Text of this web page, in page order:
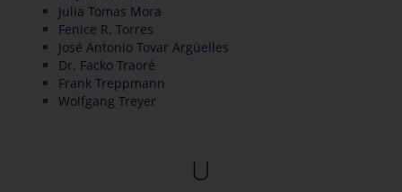
Julia Tomas Mora
Fenice R. Torres
José Antonio Tovar Argüelles
Dr. Facko Traoré
Frank Treppmann
Wolfgang Treyer
U